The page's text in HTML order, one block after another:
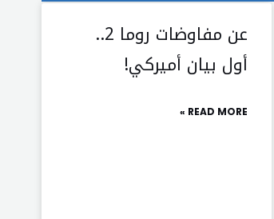
عن مفاوضات روما 2..
أول بيان أميركي!
READ MORE »